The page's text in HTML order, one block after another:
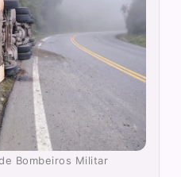
Bombeiros Militar